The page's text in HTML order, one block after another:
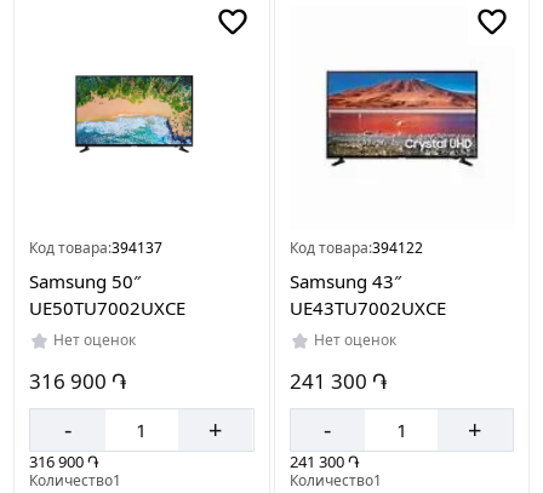
Код товара:394137
Samsung 50″
UE50TU7002UXCE
Нет оценок
316 900 ֏
- +
316 900 ֏
Количество1
Код товара:394122
Samsung 43″
UE43TU7002UXCE
Нет оценок
241 300 ֏
- +
241 300 ֏
Количество1